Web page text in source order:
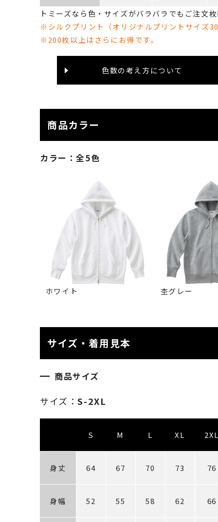
トミーズなら色・サイズがバラバラでもご注文
※シルクプリント（オリジナルプリントサイズ
※200枚以上はさらにお得です。
色数の考え方について
商品カラー
カラー：全5色
ホワイト 杢グレー
サイズ・着用見本
商品サイズ
サイズ：S-2XL
S M L XL
身丈 64 67 70 73 76
身幅 52 55 58 62 66